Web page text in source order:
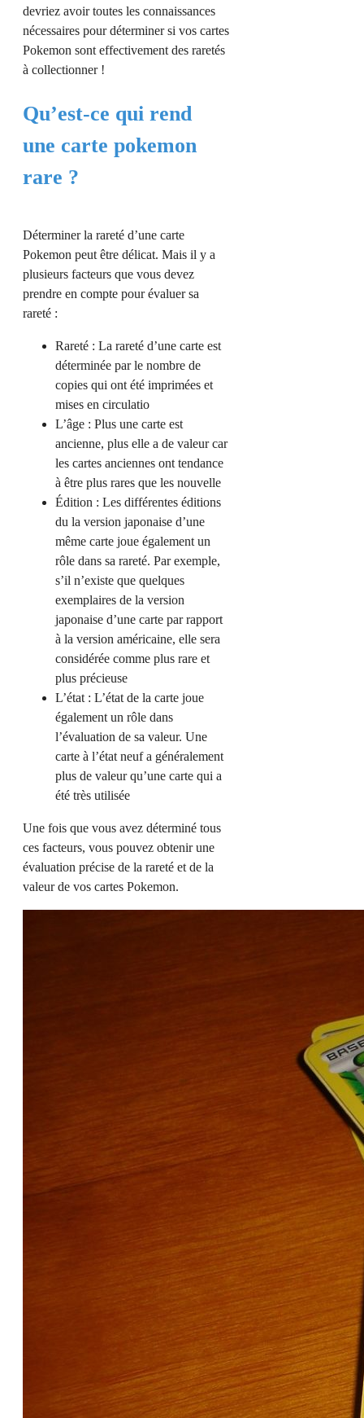
devriez avoir toutes les connaissances
nécessaires pour déterminer si vos cartes
Pokemon sont effectivement des raretés
à collectionner !
Qu’est-ce qui rend
une carte pokemon
rare ?
Déterminer la rareté d’une carte
Pokemon peut être délicat. Mais il y a
plusieurs facteurs que vous devez
prendre en compte pour évaluer sa
rareté :
Rareté : La rareté d’une carte est
déterminée par le nombre de
copies qui ont été imprimées et
mises en circulatio
L’âge : Plus une carte est
ancienne, plus elle a de valeur car
les cartes anciennes ont tendance
à être plus rares que les nouvelle
Édition : Les différentes éditions
du la version japonaise d’une
même carte joue également un
rôle dans sa rareté. Par exemple,
s’il n’existe que quelques
exemplaires de la version
japonaise d’une carte par rapport
à la version américaine, elle sera
considérée comme plus rare et
plus précieuse
L’état : L’état de la carte joue
également un rôle dans
l’évaluation de sa valeur. Une
carte à l’état neuf a généralement
plus de valeur qu’une carte qui a
été très utilisée
Une fois que vous avez déterminé tous
ces facteurs, vous pouvez obtenir une
évaluation précise de la rareté et de la
valeur de vos cartes Pokemon.